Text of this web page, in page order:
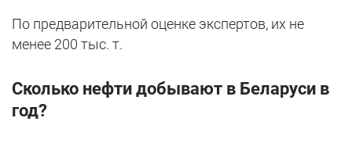
По предварительной оценке экспертов, их не
менее 200 тыс. т.
Сколько нефти добывают в Беларуси в
год?